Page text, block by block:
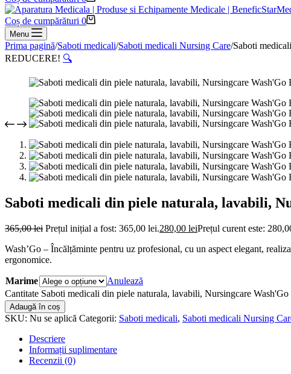
Coș de cumpărături 0
Menu
Prima pagină/Saboti medicali/Saboti medicali Nursing Care/Saboti
REDUCERE! 🔍
Saboti medicali din piele naturala, lavabili,
365,00lei Prețul inițial a fost: 365,00 lei.280,00 leiPrețul curent este:
Wash’Go – Încălțăminte pentru uz profesional, cu un aspect elegant,
ergonomice.
Marime
Anulează
Cantitate Saboti medicali din piele naturala, lavabili, Nursingcare
Adaugă în coș
SKU: Nu se aplică Categorii: Saboti medicali, Saboti medicali Nursing
Descriere
Informații suplimentare
Recenzii (0)